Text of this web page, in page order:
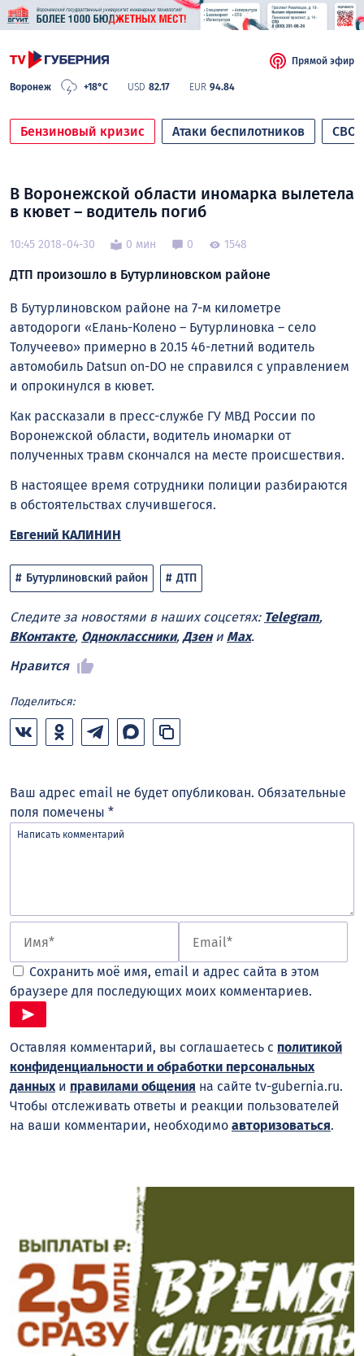
Воронеж +18°C USD 82.17 EUR 94.84
Прямой эфир
Бензиновый кризис Атаки беспилотников СВО
В Воронежской области иномарка вылетела
в кювет – водитель погиб
10:45 2018-04-30 0 мин 0 1548
ДТП произошло в Бутурлиновском районе
В Бутурлиновском районе на 7-м километре
автодороги «Елань-Колено – Бутурлиновка – село
Толучеево» примерно в 20.15 46-летний водитель
автомобиль Datsun on-DO не справился с управлением
и опрокинулся в кювет.
Как рассказали в пресс-службе ГУ МВД России по
Воронежской области, водитель иномарки от
полученных травм скончался на месте происшествия.
В настоящее время сотрудники полиции разбираются
в обстоятельствах случившегося.
Евгений КАЛИНИН
Бутурлиновский район ДТП
Следите за новостями в наших соцсетях: Telegram,
ВКонтакте, Одноклассники, Дзени Max.
Нравится
Поделиться:
Ваш адрес email не будет опубликован. Обязательные
поля помечены *
Сохранить моё имя, email и адрес сайта в этом
браузере для последующих моих комментариев.
Оставляя комментарий, вы соглашаетесь с политикой
конфиденциальности и обработки персональных
данныхи правилами общения на сайте tv-gubernia.ru.
Чтобы отслеживать ответы и реакции пользователей
на ваши комментарии, необходимо авторизоваться.